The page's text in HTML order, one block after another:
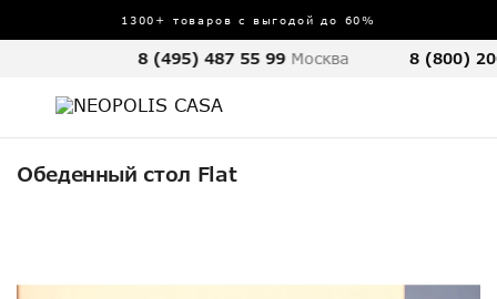
1300+ товаров с выгодой до 60%
8 (495) 487 55 99 Москва 8 (800)
Обеденный стол Flat